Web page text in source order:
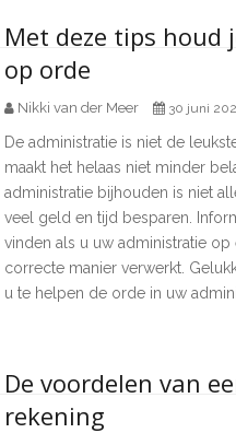
Met deze tips houd
op orde
Nikki van der Meer 30 juni
De administratie is niet de
maakt het helaas niet minder
administratie bijhouden is niet
veel geld en tijd besparen.
vinden als u uw administratie
correcte manier verwerkt.
u te helpen de orde in uw
De voordelen van
rekening